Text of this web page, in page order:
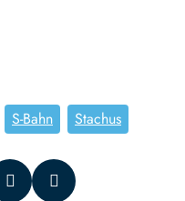
S-Bahn Stachus